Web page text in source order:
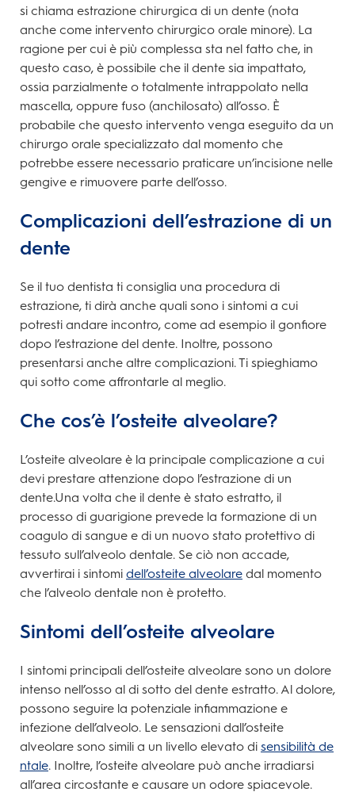
si chiama estrazione chirurgica di un dente (nota
anche come intervento chirurgico orale minore). La
ragione per cui è più complessa sta nel fatto che, in
questo caso, è possibile che il dente sia impattato,
ossia parzialmente o totalmente intrappolato nella
mascella, oppure fuso (anchilosato) all’osso. È
probabile che questo intervento venga eseguito da un
chirurgo orale specializzato dal momento che
potrebbe essere necessario praticare un’incisione nelle
gengive e rimuovere parte dell’osso.
Complicazioni dell’estrazione di un
dente
Se il tuo dentista ti consiglia una procedura di
estrazione, ti dirà anche quali sono i sintomi a cui
potresti andare incontro, come ad esempio il gonfiore
dopo l’estrazione del dente. Inoltre, possono
presentarsi anche altre complicazioni. Ti spieghiamo
qui sotto come affrontarle al meglio.
Che cos’è l’osteite alveolare?
L’osteite alveolare è la principale complicazione a cui
devi prestare attenzione dopo l’estrazione di un
dente.Una volta che il dente è stato estratto, il
processo di guarigione prevede la formazione di un
coagulo di sangue e di un nuovo stato protettivo di
tessuto sull’alveolo dentale. Se ciò non accade,
avvertirai i sintomi dell’osteite alveolare dal momento
che l’alveolo dentale non è protetto.
Sintomi dell’osteite alveolare
I sintomi principali dell’osteite alveolare sono un dolore
intenso nell’osso al di sotto del dente estratto. Al dolore,
possono seguire la potenziale infiammazione e
infezione dell’alveolo. Le sensazioni dall’osteite
alveolare sono simili a un livello elevato di sensibilità de
ntale. Inoltre, l’osteite alveolare può anche irradiarsi
all’area circostante e causare un odore spiacevole.